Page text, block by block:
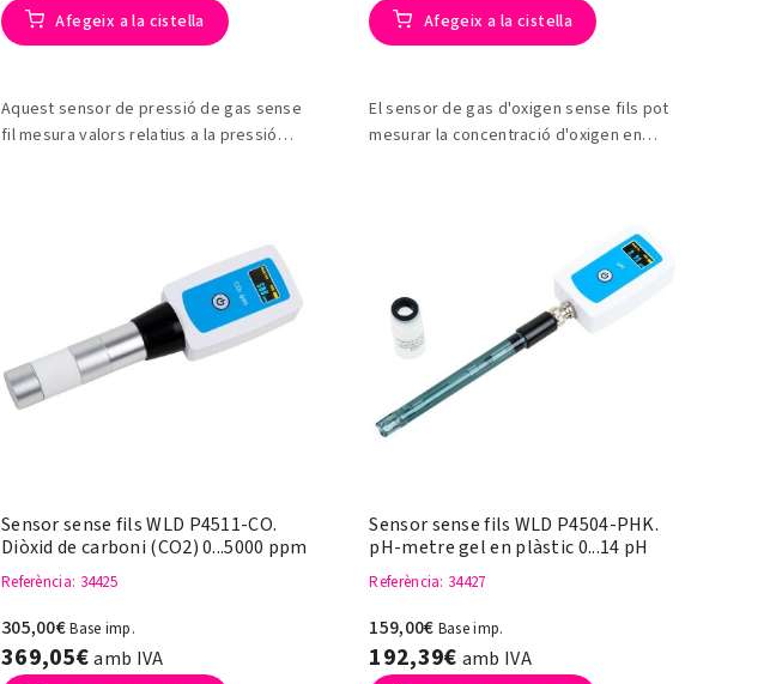
Afegeix a la cistella
Aquest sensor de pressió de gas sense
fil mesura valors relatius a la pressió
Afegeix a la cistella
El sensor de gas d'oxigen sense fils pot
mesurar la concentració d'oxigen en
Sensor sense fils WLD P4511-CO.
Diòxid de carboni (CO2) 0...5000 ppm
Referència: 34425
305,00€Base imp.
369,05€amb IVA
Sensor sense fils WLD P4504-PHK.
pH-metre gel en plàstic 0...14 pH
Referència: 34427
159,00€ Base imp.
192,39€ amb IVA